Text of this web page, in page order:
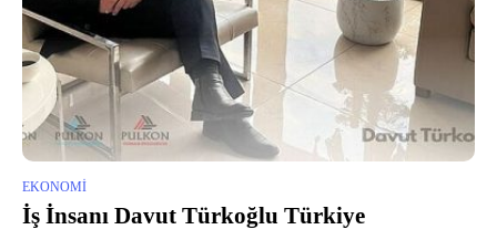
EKONOMI
İş İnsanı Davut Türkoğlu Türkiye